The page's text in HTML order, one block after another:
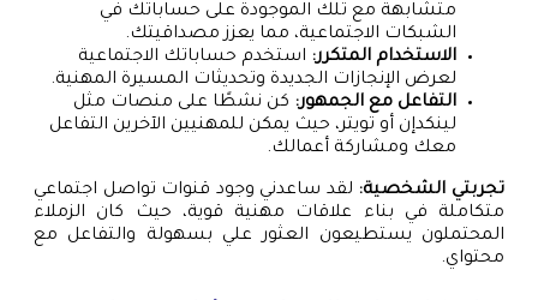
متشابهة مع تلك الموجودة على حساباتك في
الشبكات الاجتماعية، مما يعزز مصداقيتك.
الاستخدام المتكرر: استخدم حساباتك الاجتماعية
لعرض الإنجازات الجديدة وتحديثات المسيرة المهنية.
التفاعل مع الجمهور: كن نشطًا على منصات مثل
لينكدإن أو تويتر، حيث يمكن للمهنيين الآخرين التفاعل
معك ومشاركة أعمالك.
تجربتي الشخصية: لقد ساعدني وجود قنوات تواصل اجتماعي
متكاملة في بناء علاقات مهنية قوية، حيث كان الزملاء
المحتملون يستطيعون العثور علي بسهولة والتفاعل مع
محتواي.